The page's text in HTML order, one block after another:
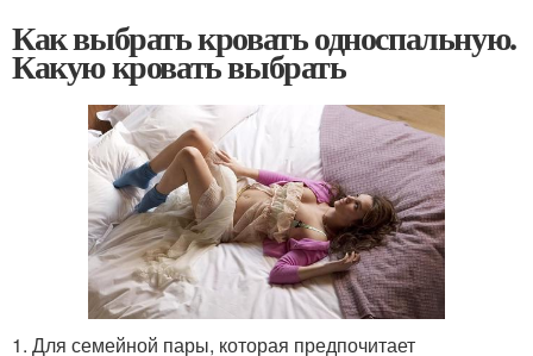
Как выбрать кровать односпальную.
Какую кровать выбрать
1. Для семейной пары, которая предпочитает